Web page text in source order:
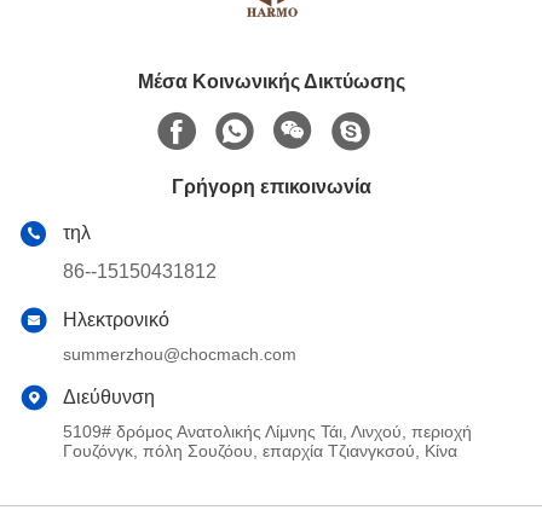
Μέσα Κοινωνικής Δικτύωσης
Γρήγορη επικοινωνία
τηλ
86--15150431812
Ηλεκτρονικό
summerzhou@chocmach.com
Διεύθυνση
5109# δρόμος Ανατολικής Λίμνης Τάι, Λινχού, περιοχή
Γουζόνγκ, πόλη Σουζόου, επαρχία Τζιανγκσού, Κίνα